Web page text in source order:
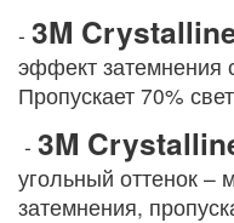
- 3M
эффект затемнения
Пропускает 70%
- 3M
угольный оттенок –
затемнения,